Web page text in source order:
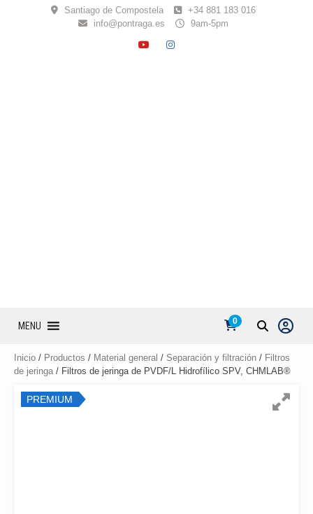
Santiago de Compostela
+34 881 183 016
info@pontraga.es
9am-5pm
YOUTUBE
INSTAGRAM
MENU 0
Inicio / Productos / Material general / Separación y filtración / Filtros
de jeringa / Filtros de jeringa de PVDF/L Hidrofílico SPV, CHMLAB®
PREMIUM